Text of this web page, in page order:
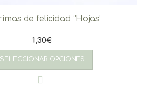
de felicidad “Hojas”
1,30€
SELECCIONAR OPCIONES